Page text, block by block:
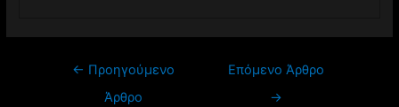
Πλοήγηση
← Προηγούμενο
Άρθρο
Επόμενο Άρθρο
→